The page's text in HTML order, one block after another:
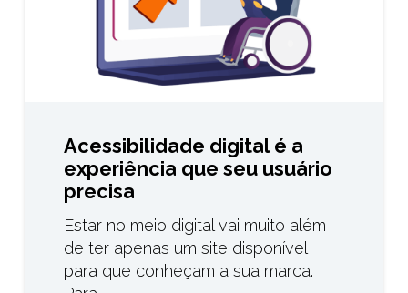
Acessibilidade digital é a
experiência que seu usuário
precisa
Estar no meio digital vai muito além
de ter apenas um site disponível
para que conheçam a sua marca.